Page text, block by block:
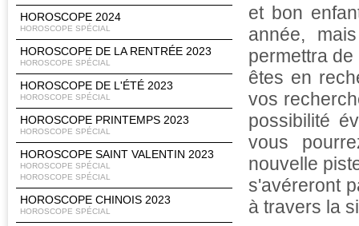
HOROSCOPE 2024
HOROSCOPE SPÉCIAL
HOROSCOPE DE LA RENTRÉE 2023
HOROSCOPE SPÉCIAL
HOROSCOPE DE L'ÉTÉ 2023
HOROSCOPE SPÉCIAL
HOROSCOPE PRINTEMPS 2023
HOROSCOPE SPÉCIAL
HOROSCOPE SAINT VALENTIN 2023
HOROSCOPE SPÉCIAL
HOROSCOPE SPÉCIAL
HOROSCOPE CHINOIS 2023
HOROSCOPE SPÉCIAL
et bon
année,
permettra
êtes en
vos
possibilité
vous
nouvelle
s'avéreront
à travers la